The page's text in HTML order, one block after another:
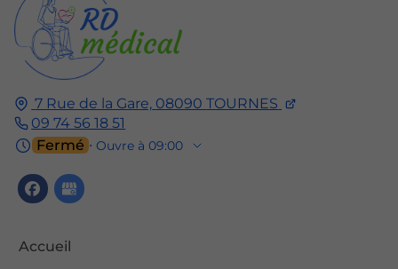
7 Rue de la Gare, 08090 TOURNES
09 74 56 18 51
Fermé ⋅ Ouvre à 09:00
Accueil